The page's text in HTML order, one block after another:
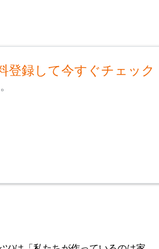
登録して今すぐチェック